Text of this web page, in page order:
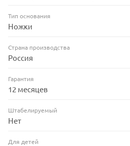
Тип основания
Ножки
Страна производства
Россия
Гарантия
12 месяцев
Штабелируемый
Нет
Для детей